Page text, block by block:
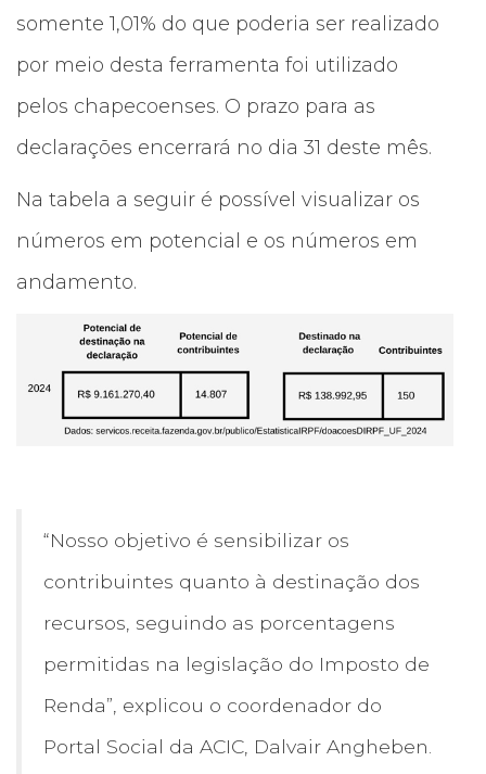
somente 1,01% do que poderia ser realizado
por meio desta ferramenta foi utilizado
pelos chapecoenses. O prazo para as
declarações encerrará no dia 31 deste mês.
Na tabela a seguir é possível visualizar os
números em potencial e os números em
andamento.
“Nosso objetivo é sensibilizar os
contribuintes quanto à destinação dos
recursos, seguindo as porcentagens
permitidas na legislação do Imposto de
Renda”, explicou o coordenador do
Portal Social da ACIC, Dalvair Angheben.